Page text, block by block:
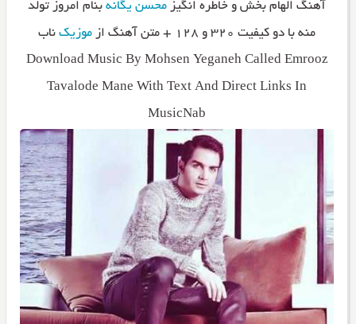
آهنگ الهام بخش و خاطره انگیز محسن یگانهبنام امروز تولد
منه با دو کیفیت ۳۲۰ و ۱۲۸ + متن آهنگ از
موزیکناب
Download Music By Mohsen Yeganeh Called Emrooz
Tavalode Mane With Text And Direct Links In
MusicNab